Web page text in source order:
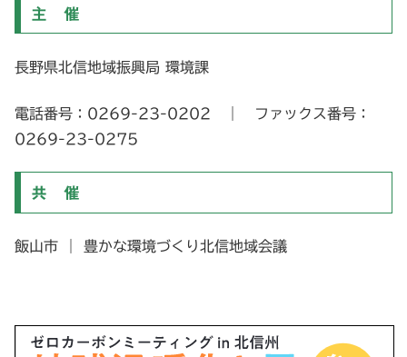
主 催
長野県北信地域振興局 環境課
電話番号：0269-23-0202 ｜ ファックス番号：
0269-23-0275
共 催
飯山市 ｜ 豊かな環境づくり北信地域会議